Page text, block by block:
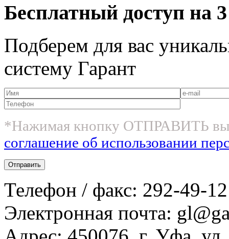
Бесплатный доступ на
Подберем для вас
систему Гарант
*Нажимая кнопку ОТПРАВИТЬ
соглашение об использовании
Телефон / факс: 292-49-12
Электронная почта: